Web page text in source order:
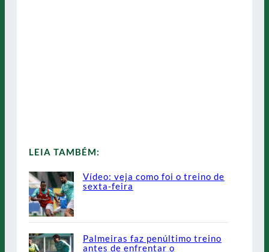
LEIA TAMBÉM:
Vídeo: veja como foi o treino de
sexta-feira
Palmeiras faz penúltimo treino
antes de enfrentar o